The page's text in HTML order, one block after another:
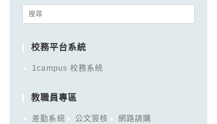
Search
校務平台系統
1campus 校務系統
教職員專區
差勤系統 公文簽核
網路請購